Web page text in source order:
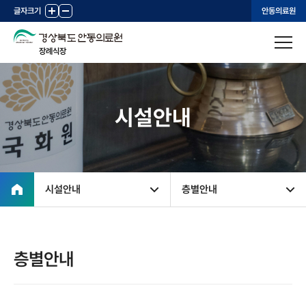
글자크기 + - 안동의료원
장례식장
시설안내
층별안내
시설안내 층별안내